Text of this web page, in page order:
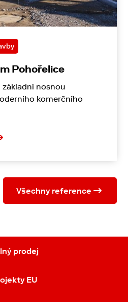
Pohořelice
nosnou
komerčního
Všechny reference
prodej
EU